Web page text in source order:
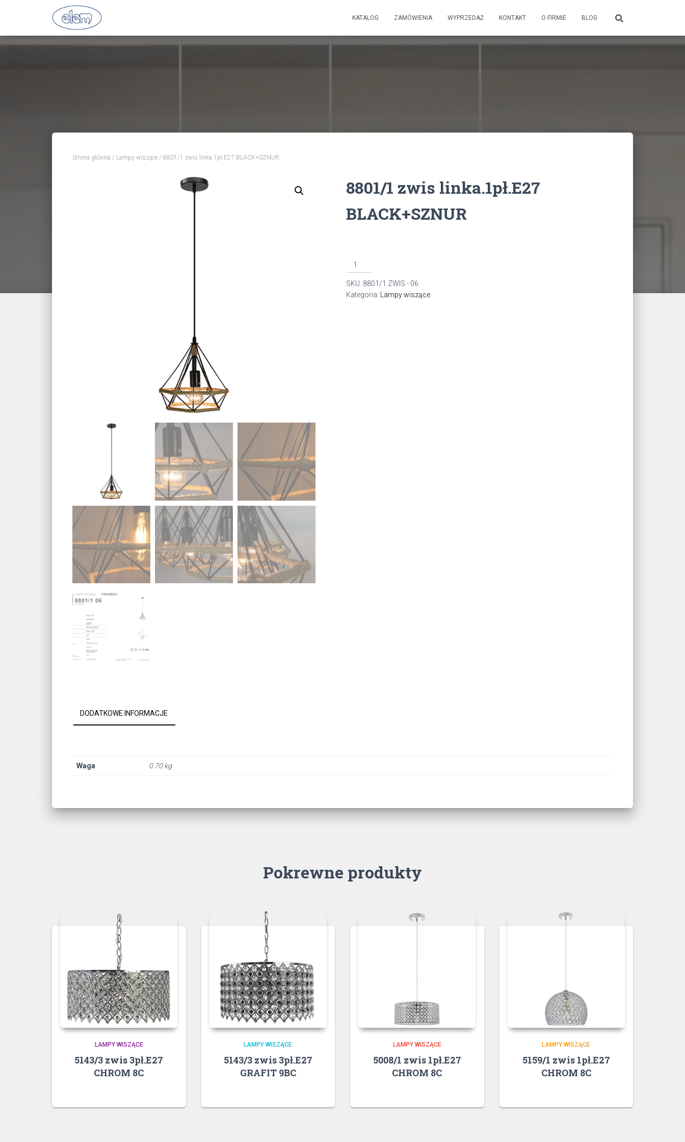
KATALOG ZAMÓWIENIA WYPRZEDAŻ KONTAKT O FIRMIE BLOG
Strona główna / Lampy wiszące / 8801/1 zwis linka.1pł.E27 BLACK+SZNUR
8801/1 zwis linka.1pł.E27
BLACK+SZNUR
ilość
8801/1
zwis
linka.1pł.E27
SKU: 8801/1 ZWIS - 06
Kategoria:
Lampy wiszące
DODATKOWE INFORMACJE
Waga 0.70 kg
Pokrewne produkty
LAMPY WISZĄCE
5143/3 zwis 3pł.E27
CHROM 8C
LAMPY WISZĄCE
5143/3 zwis 3pł.E27
GRAFIT 9BC
LAMPY WISZĄCE
5008/1 zwis 1pł.E27
CHROM 8C
LAMPY WISZĄCE
5159/1 zwis 1pł.E27
CHROM 8C